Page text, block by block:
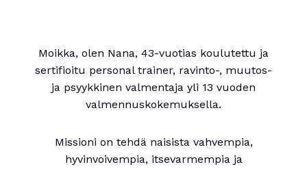
Moikka, olen Nana, 43-vuotias koulutettu ja
sertifioitu personal trainer, ravinto-, muutos-
ja psyykkinen valmentaja yli 13 vuoden
valmennuskokemuksella.
Missioni on tehdä naisista vahvempia,
hyvinvoivempia, itsevarmempia ja